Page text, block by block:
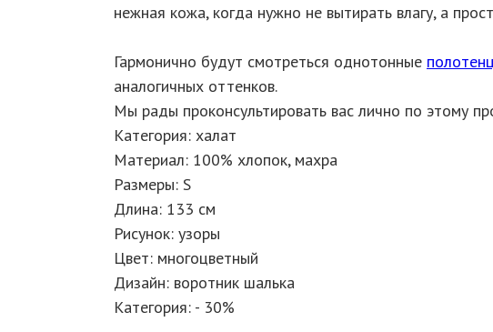
нежная кожа, когда нужно не вытирать влагу, а
Гармонично будут смотреться однотонные
аналогичных оттенков.
Мы рады проконсультировать вас лично по этому
Категория: халат
Материал: 100% хлопок, махра
Размеры: S
Длина: 133 см
Рисунок: узоры
Цвет: многоцветный
Дизайн: воротник шалька
Категория: - 30%